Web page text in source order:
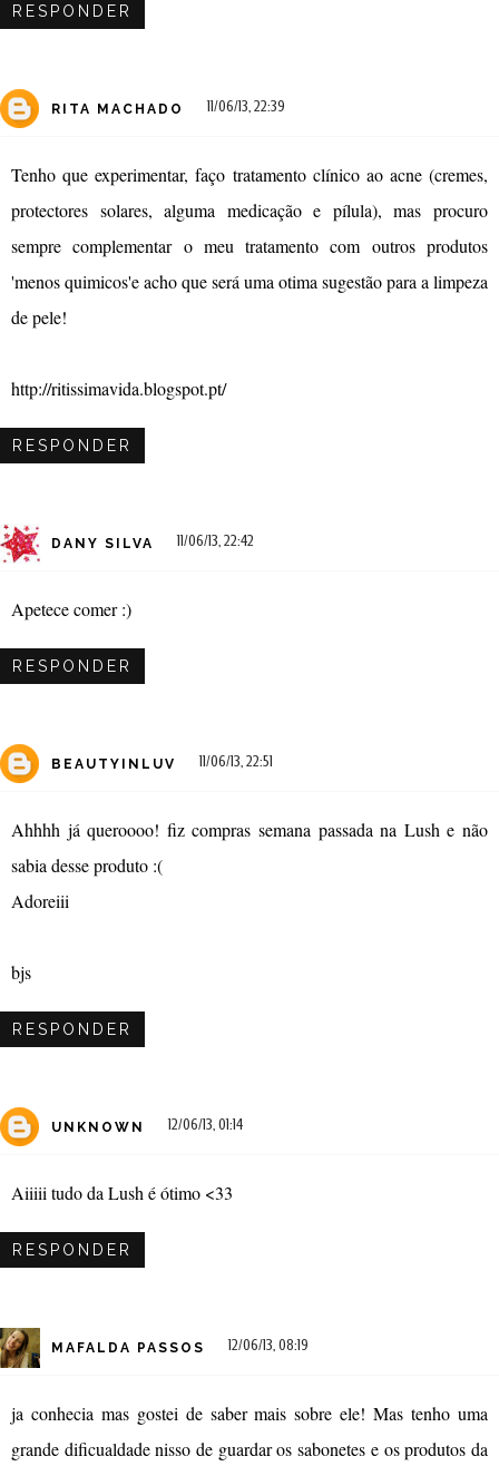
RESPONDER
RITA MACHADO 11/06/13, 22:39
Tenho que experimentar, faço tratamento clínico ao acne (cremes,
protectores solares, alguma medicação e pílula), mas procuro
sempre complementar o meu tratamento com outros produtos
'menos quimicos'e acho que será uma otima sugestão para a limpeza
de pele!
http://ritissimavida.blogspot.pt/
RESPONDER
DANY SILVA 11/06/13, 22:42
Apetece comer :)
RESPONDER
BEAUTYINLUV 11/06/13, 22:51
Ahhhh já queroooo! fiz compras semana passada na Lush e não
sabia desse produto :(
Adoreiii
bjs
RESPONDER
UNKNOWN 12/06/13, 01:14
Aiiiii tudo da Lush é ótimo <33
RESPONDER
MAFALDA PASSOS 12/06/13, 08:19
ja conhecia mas gostei de saber mais sobre ele! Mas tenho uma
grande dificualdade nisso de guardar os sabonetes e os produtos da